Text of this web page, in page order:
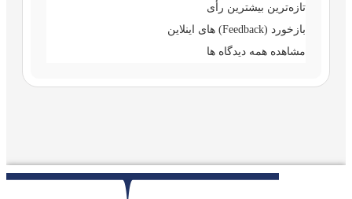
تازه‌ترین بیشترین رأی
بازخورد (Feedback) های اینلاین
مشاهده همه دیدگاه ها